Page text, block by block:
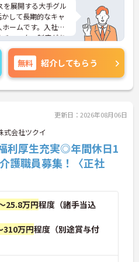
を展開する大手グル
して長期的なキャ
ームです。入社後1
ューター制度があ
座など手厚い教育
ができます。待遇
半期末手当の支給
福利厚生制度で生
す。月9日のお休み
間休日は119日と
れます。さらに髪
みが自由なため、
のびと活躍できる
・休暇制度】
ートの時間を確保
など子育てサポー
無料 紹介してもらう
更新日：2026年08月06日
式会社ツクイ
利厚生充実◎年間休日1
護職員募集！〈正社
25.8万円程度（諸手当込
310万円程度（別途賞与付